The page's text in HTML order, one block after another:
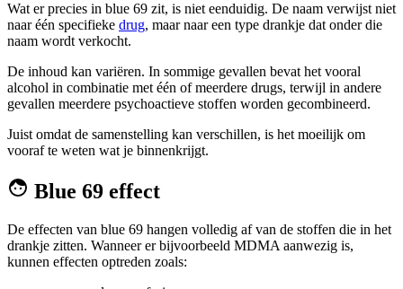
Wat er precies in blue 69 zit, is niet eenduidig. De naam verwijst niet
naar één specifieke drug, maar naar een type drankje dat onder die
naam wordt verkocht.
De inhoud kan variëren. In sommige gevallen bevat het vooral
alcohol in combinatie met één of meerdere drugs, terwijl in andere
gevallen meerdere psychoactieve stoffen worden gecombineerd.
Juist omdat de samenstelling kan verschillen, is het moeilijk om
vooraf te weten wat je binnenkrijgt.
Blue 69 effect
De effecten van blue 69 hangen volledig af van de stoffen die in het
drankje zitten. Wanneer er bijvoorbeeld MDMA aanwezig is,
kunnen effecten optreden zoals: